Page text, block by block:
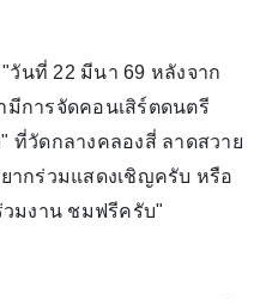
วันที่ 22 มีนา 69 หลังจาก
มีการจัดคอนเสิร์ตดนตรี
ที่วัดกลางคลองสี่ ลาดสวาย
ากร่วมแสดงเชิญครับ หรือ
วมงาน ชมฟรีครับ"